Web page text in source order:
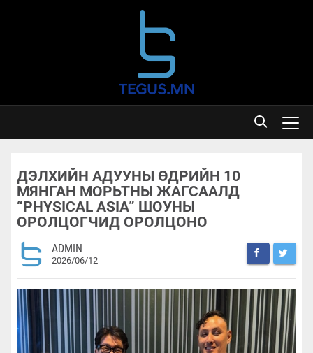
ДЭЛХИЙН АДУУНЫ ӨДРИЙН 10
МЯНГАН МОРЬТНЫ ЖАГСААЛД
“PHYSICAL ASIA” ШОУНЫ
ОРОЛЦОГЧИД ОРОЛЦОНО
ADMIN
2026/06/12